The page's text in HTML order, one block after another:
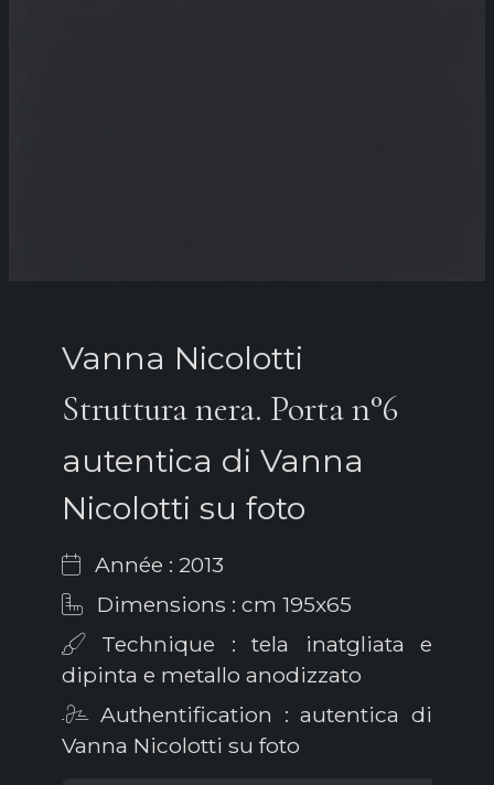
Vanna Nicolotti
Struttura nera. Porta n°6
autentica di Vanna
Nicolotti su foto
Année : 2013
Dimensions : cm 195x65
Technique : tela inatgliata e
dipinta e metallo anodizzato
Authentification : autentica di
Vanna Nicolotti su foto